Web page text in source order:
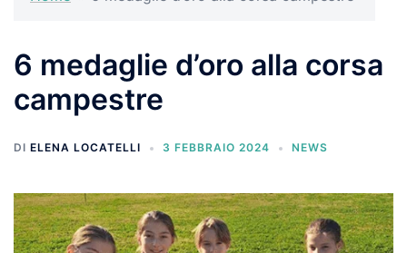
6 medaglie d’oro alla corsa
campestre
DI ELENA LOCATELLI 3 FEBBRAIO 2024 NEWS